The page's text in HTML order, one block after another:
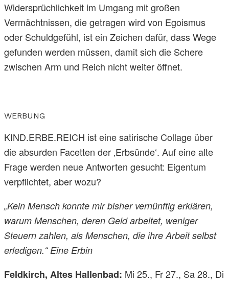
Widersprüchlichkeit im Umgang mit großen
Vermächtnissen, die getragen wird von Egoismus
oder Schuldgefühl, ist ein Zeichen dafür, dass Wege
gefunden werden müssen, damit sich die Schere
zwischen Arm und Reich nicht weiter öffnet.
WERBUNG
KIND.ERBE.REICH ist eine satirische Collage über
die absurden Facetten der ‚Erbsünde‘. Auf eine alte
Frage werden neue Antworten gesucht: Eigentum
verpflichtet, aber wozu?
„Kein Mensch konnte mir bisher vernünftig erklären,
warum Menschen, deren Geld arbeitet, weniger
Steuern zahlen, als Menschen, die ihre Arbeit selbst
erledigen.“ Eine Erbin
Feldkirch, Altes Hallenbad: Mi 25., Fr 27., Sa 28., Di